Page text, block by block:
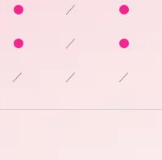
／
／
／ ／ ／